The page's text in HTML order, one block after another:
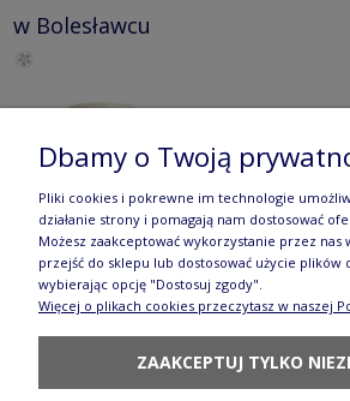
w Bolesławcu
Filiżanka i spodek V 0,2 L F043
w Bolesławcu
Dbamy o Twoją
Pliki cookies i pokrewne im technologie
działanie strony i pomagają nam dostosować
Możesz zaakceptować wykorzystanie przez nas
przejść do sklepu lub dostosować użycie
wybierając opcję "Dostosuj zgody".
Więcej o plikach cookies przeczytasz w naszej
ZAAKCEPTUJ TYLKO